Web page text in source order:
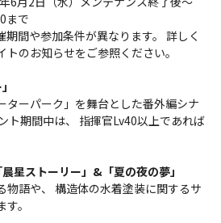
まで
間や参加条件が異なります。 詳しく
のお知らせをご参照ください。
ターパーク」を舞台とした番外編シナ
ト期間中は、 指揮官Lv40以上であれば
星ストーリー」&「夏の夜の夢」
物語や、 構造体の水着塗装に関するサ
。